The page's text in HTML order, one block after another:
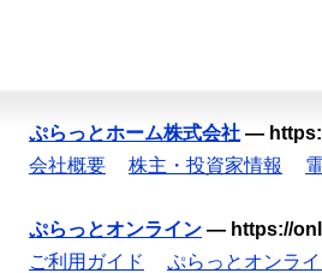
ぷらっとホーム株式会社 —
会社概要
株主・投資家情報
ぷらっとオンライン — https://
ご利用ガイド
ぷらっとオンラ